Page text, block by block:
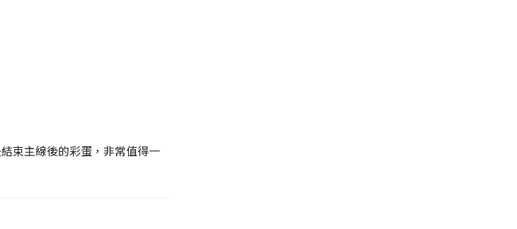
束主線後的彩蛋，非常值得一